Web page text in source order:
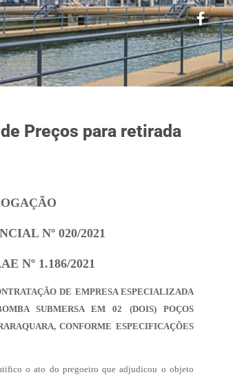
Preços para retirada
Nº 020/2021
Nº 1.186/2021
DE EMPRESA ESPECIALIZADA
SUBMERSA EM 02 (DOIS) POÇOS
CONFORME ESPECIFICAÇÕES
o ato do pregoeiro que adjudicou o objeto